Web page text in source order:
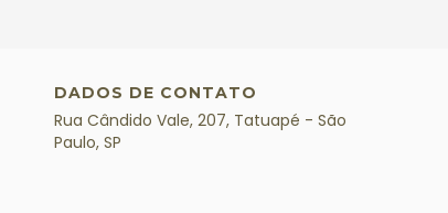
DADOS DE CONTATO
Rua Cândido Vale, 207, Tatuapé - São
Paulo, SP